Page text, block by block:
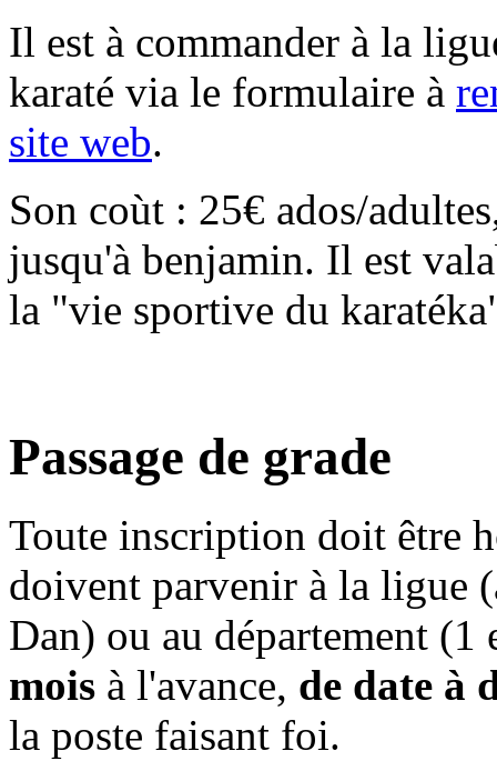
Il est à commander à la
karaté via le formulaire à
site web.
Son coùt : 25€ ados/
jusqu'à benjamin. Il est
la "vie sportive du
Passage de grade
Toute inscription doit être
doivent parvenir à la ligue
Dan) ou au département (1
mois à l'avance, de date à
la poste faisant foi.